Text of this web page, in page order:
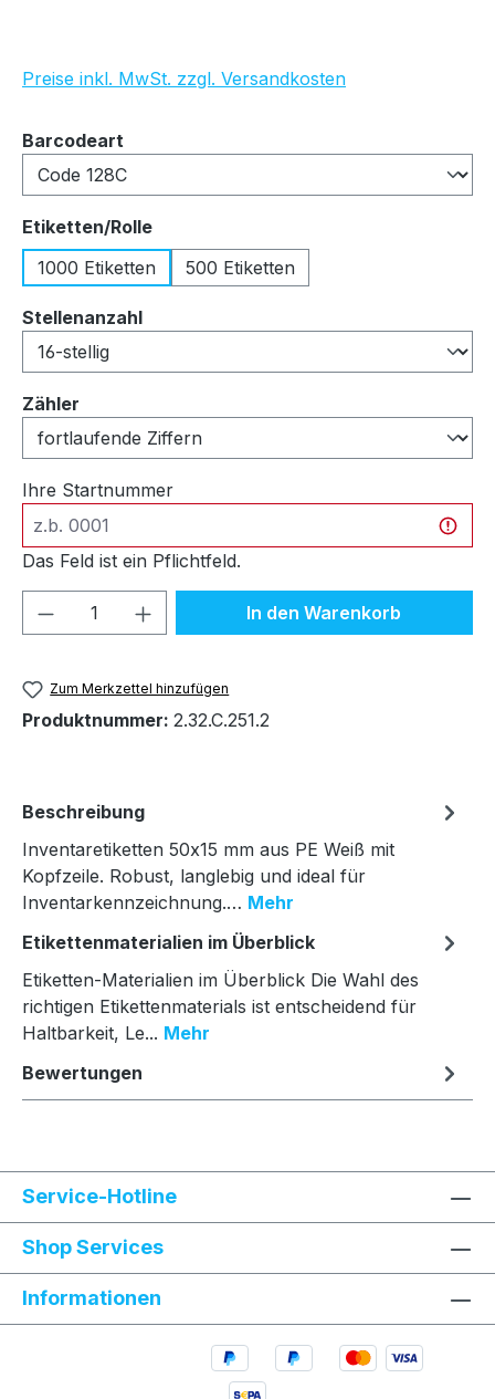
Preise inkl. MwSt. zzgl. Versandkosten
Barcodeart
Etiketten/Rolleauswählen
1000 Etiketten
500 Etiketten
Stellenanzahlauswählen
Zähler
Ihre Startnummer
Das Feld ist ein Pflichtfeld.
Produkt Anzahl: Gib denIn den Warenkorb
Zum Merkzettel hinzufügen
Produktnummer: 2.32.C.251.2
Beschreibung
Inventaretiketten 50x15 mm aus PE Weiß mit
Kopfzeile. Robust, langlebig und ideal für
Inventarkennzeichnung.… Mehr
Etikettenmaterialien im Überblick
Etiketten-Materialien im Überblick Die Wahl des
richtigen Etikettenmaterials ist entscheidend für
Haltbarkeit, Le... Mehr
Bewertungen
Service-Hotline
Shop Services
Informationen